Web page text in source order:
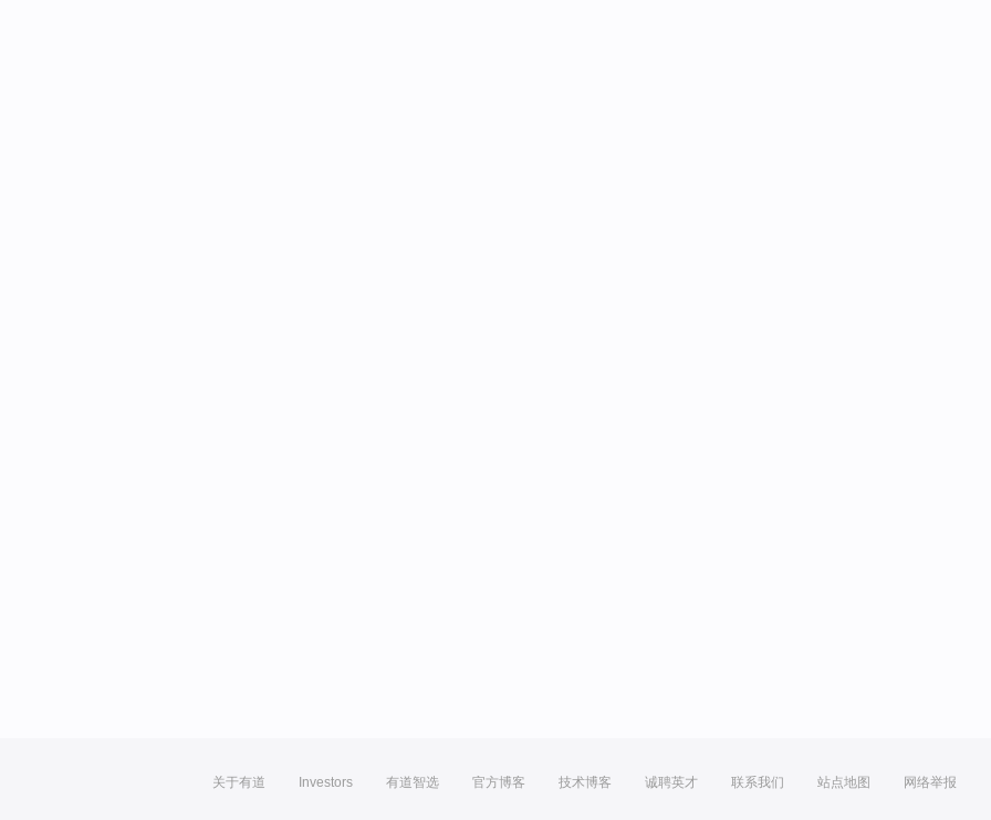
关于有道 Investors 有道智选 官方博客 技术博客 诚聘英才 联系我们 站点地图 网络举报